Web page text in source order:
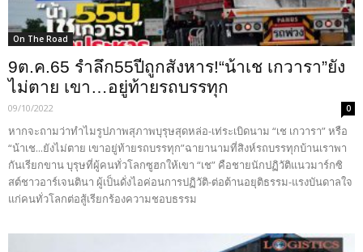
On The Road
9ต.ค.65 รำลึก55ปีถูกสังหาร!“น้าเช เกวารา”ยัง
ไม่ตาย เขา…อยู่ท้ายรถบรรทุก
09/10/2022 0
หากจะถามว่าทำไมรูปภาพสุภาพบุรุษสุดหล่อ-เท่ระเบิดนาม “เช เกวารา” หรือ
“น้าเช...ยังไม่ตาย เขาอยู่ท้ายรถบรรทุก”ฉายานามที่สิงห์รถบรรทุกบ้านเราพา
กันเรียกขาน บุรุษที่ผู้คนทั่วโลกซูฮกให้เขา “เช” คือชายนักปฏิวัติแนวมาร์กซิ
สต์ชาวอาร์เจนตินา ผู้เป็นดั่งไอค่อนการปฏิวัติ-ต่อต้านอยุติธรรม-แรงบันดาลใจ
แก่คนทั่วโลกต่อสู้เรียกร้องความชอบธรรม